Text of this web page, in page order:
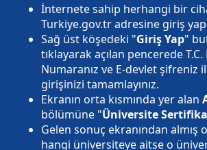
İnternete sahip herhangi bir
Turkiye.gov.tr adresine giriş
Sağ üst köşedeki "Giriş Yap"
tıklayarak açılan pencerede
Numaranız ve E-devlet şifreniz
girişinizi tamamlayınız.
Ekranın orta kısmında yer alan
bölümüne "Üniversite Sertifika
Gelen sonuç ekranından
hangi üniversiteye aitse o